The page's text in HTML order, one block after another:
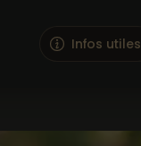
Infos utiles